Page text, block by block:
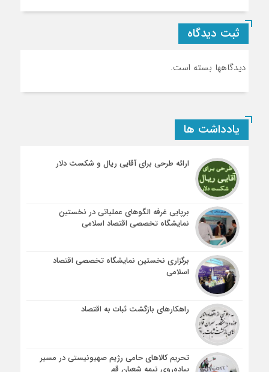
ثبت دیدگاه
دیدگاهها بسته است.
یادداشت ها
ارائه طرحی برای آقایی ریال و شکست دلار
برپایی غرفه الگوهای عملیاتی در نخستین
نمایشگاه تخصصی اقتصاد اسلامی
برگزاری نخستین نمایشگاه تخصصی اقتصاد
اسلامی
راهکارهای بازگشت ثبات به اقتصاد
تحریم کالاهای حامی رژیم صهیونیستی در مسیر
پیاده‌روی نیمه شعبان قم